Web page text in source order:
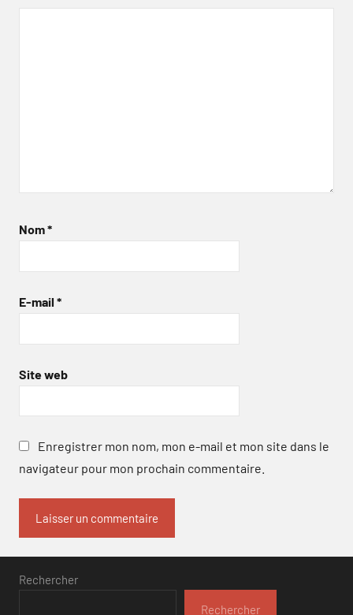
Nom*
E-mail *
Site web
Enregistrer mon nom, mon e-mail et mon site dans le
navigateur pour mon prochain commentaire.
Rechercher
Rechercher